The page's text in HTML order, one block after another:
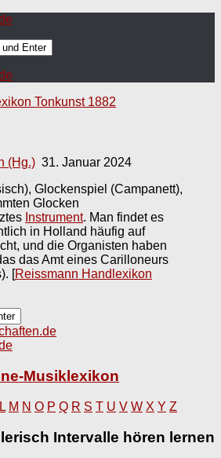
Tonkunst 1882
(Hg.) 31. Januar 2024
Glockenspiel (Campanett),
Glocken
Instrument. Man findet es
in Holland häufig auf
und die Organisten haben
das Amt eines Carilloneurs
[Reissmann Handlexikon
Musiklexikon
L M N O P Q R S T U V W X Y Z
Intervalle hören lernen